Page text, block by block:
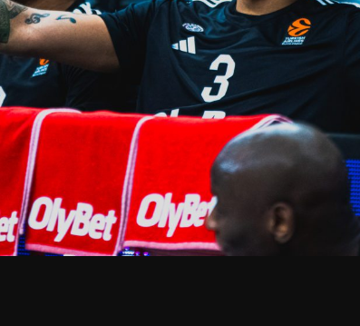
Événements et séminaires
Entertainment